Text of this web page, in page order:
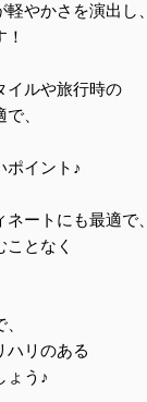
やかさを演出し、
イルや旅行時の
、
ポイント♪
ートにも最適で、
ことなく
ハリのある
ょう♪